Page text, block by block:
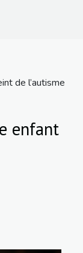
de l’autisme
enfant